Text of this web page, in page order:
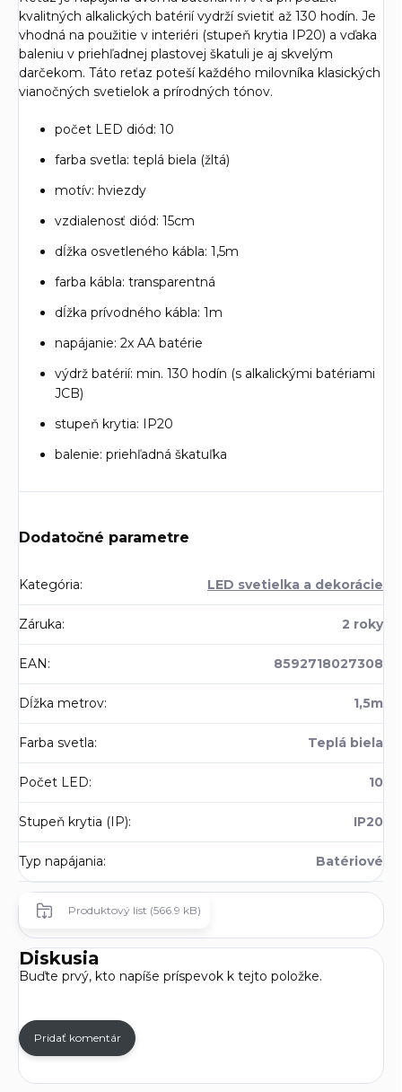
kvalitných alkalických batérií vydrží svietiť až 130 hodín. Je
vhodná na použitie v interiéri (stupeň krytia IP20) a vďaka
baleniu v priehľadnej plastovej škatuli je aj skvelým
darčekom. Táto reťaz poteší každého milovníka klasických
vianočných svetielok a prírodných tónov.
počet LED diód: 10
farba svetla: teplá biela (žltá)
motív: hviezdy
vzdialenosť diód: 15cm
dĺžka osvetleného kábla: 1,5m
farba kábla: transparentná
dĺžka prívodného kábla: 1m
napájanie: 2x AA batérie
výdrž batérií: min. 130 hodín (s alkalickými batériami
JCB)
stupeň krytia: IP20
balenie: priehľadná škatuľka
Dodatočné parametre
Kategória: LED svetielka a dekorácie
Záruka: 2 roky
EAN: 8592718027308
Dĺžka metrov: 1,5m
Farba svetla: Teplá biela
Počet LED: 10
Stupeň krytia (IP): IP20
Typ napájania: Batériové
Produktový list (566.9 kB)
Diskusia
Buďte prvý, kto napíše príspevok k tejto položke.
Pridať komentár